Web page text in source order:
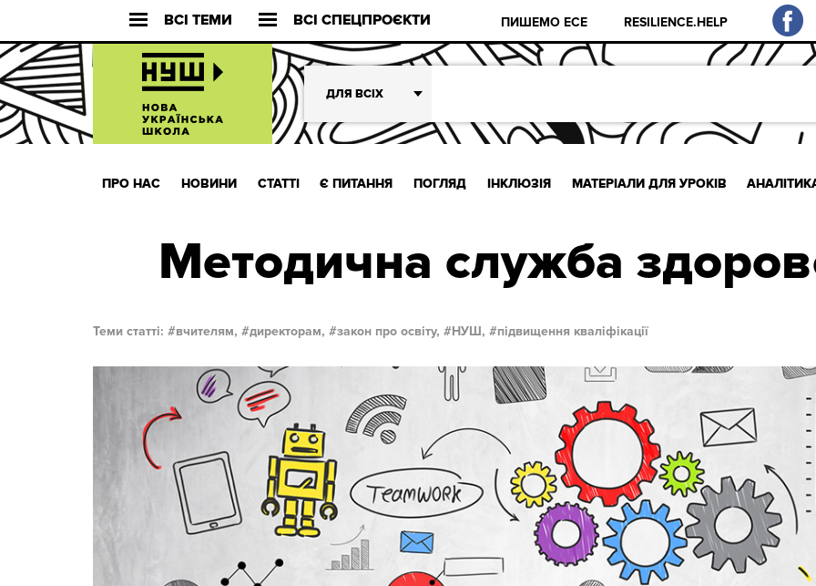
ВСІ ТЕМИ ВСІ СПЕЦПРОЄКТИ ПИШЕМО ЕСЕ RESILIENCE.HELP
ДЛЯ ВСІХ
ПРО НАС НОВИНИ СТАТТІ Є ПИТАННЯ ПОГЛЯД ІНКЛЮЗІЯ МАТЕРІАЛИ ДЛЯ УРОКІВ
Методична служба
Теми статті: вчителям, директорам, закон про освіту, НУШ, підвищення кваліфікації